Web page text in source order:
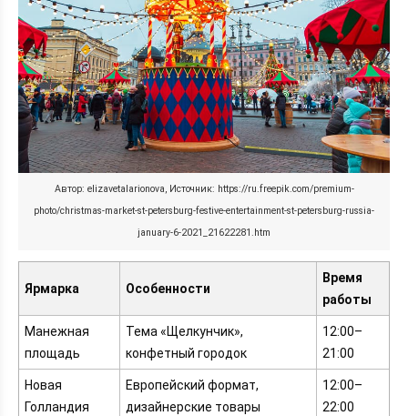
Автор: elizavetalarionova, Источник: https://ru.freepik.com/premium-
photo/christmas-market-st-petersburg-festive-entertainment-st-petersburg-russia-
january-6-2021_21622281.htm
Ярмарка Особенности
Время
работы
Манежная
площадь
Тема «Щелкунчик»,
конфетный городок
12:00–
21:00
Новая
Голландия
Европейский формат,
дизайнерские товары
12:00–
22:00